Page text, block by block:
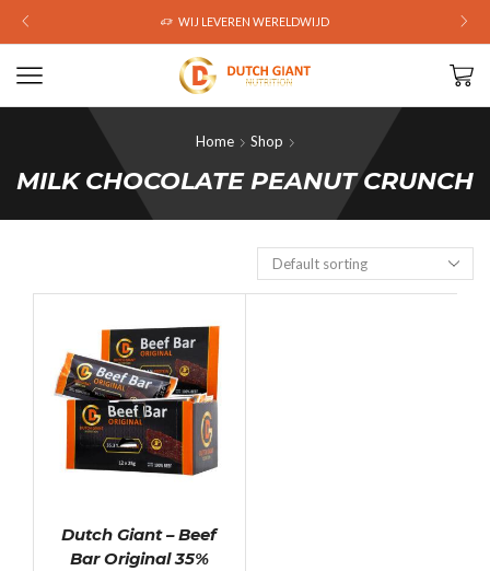
WIJ LEVEREN WERELDWIJD
Home Shop
MILK CHOCOLATE PEANUT CRUNCH
Dutch Giant – Beef
Bar Original 35%